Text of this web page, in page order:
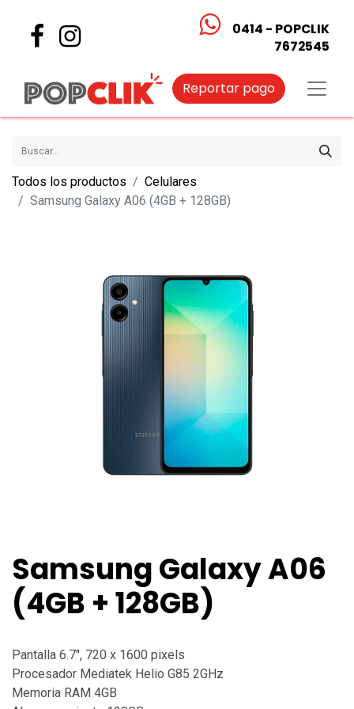
0414 - POPCLIK
7672545
Reportar pago
Todos los productos
Celulares
Samsung Galaxy A06 (4GB + 128GB)
Samsung Galaxy A06
(4GB + 128GB)
Pantalla 6.7", 720 x 1600 pixels
Procesador Mediatek Helio G85 2GHz
Memoria RAM 4GB